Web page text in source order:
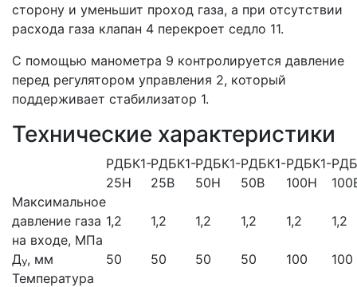
сторону и уменьшит проход газа, а при отсутствии
расхода газа клапан 4 перекроет седло 11.
С помощью манометра 9 контролируется давление
перед регулятором управления 2, который
поддерживает стабилизатор 1.
Технические характеристики
РДБК1-
25Н
РДБК1-
25В
РДБК1-
50Н
РДБК1-
50В
РДБК1-
100Н
Максимальное
давление газа
на входе, МПа
1,2 1,2 1,2 1,2 1,2 1,2
ДУ, мм 50 50 50 50 100
100
Температура